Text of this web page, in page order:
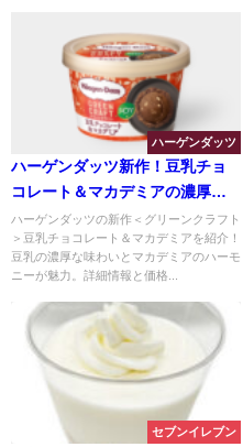
ハーゲンダッツ
ハーゲンダッツ新作！豆乳チョ
コレート＆マカデミアの濃厚な
味わいと値段をご紹介
ハーゲンダッツの新作＜グリーンクラフト
＞豆乳チョコレート＆マカデミアを紹介！
豆乳の濃厚な味わいとマカデミアのハーモ
ニーが魅力。詳細情報と価格...
セブンイレブン